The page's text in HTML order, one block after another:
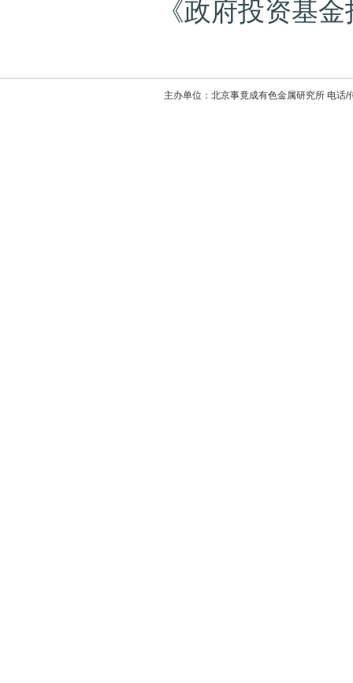
《政府投资基
主办单位：北京事竟成有色金属研究所 电